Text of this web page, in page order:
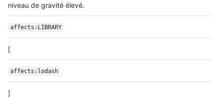
niveau de gravité élevé.
affects:LIBRARY
[
affects:lodash
]